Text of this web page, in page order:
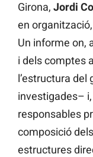
Girona, Jordi
en
Un informe on,
i dels comptes
l’estructura
investigades–
responsables
composició
estructures